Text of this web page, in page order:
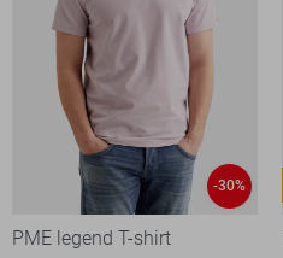
-30%
PME legend T-shirt